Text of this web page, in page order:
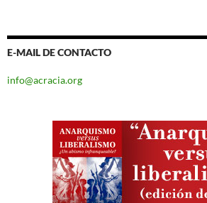
E-MAIL DE CONTACTO
info@acracia.org